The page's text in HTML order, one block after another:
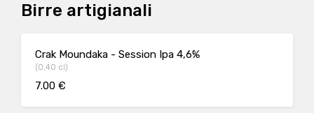
Birre artigianali
Crak Moundaka - Session Ipa 4,6%
(0,40 cl)
7.00 €